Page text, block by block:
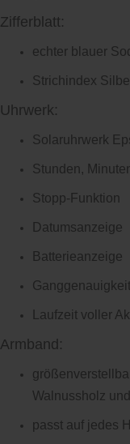
Zifferblatt:
echter blauer
Strichindex
Uhrwerk:
Solaruhrwerk
Stunden,
Stopp-Funktion
Datumsanzeige
Batterieanzeige
Laufzeit voller
Armband:
Walnussholz
passt auf jedes